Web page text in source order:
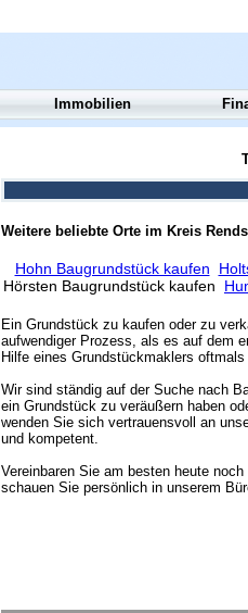
Weitere beliebte Orte im Kreis
Hohn Baugrundstück kaufen
Hörsten Baugrundstück kaufen
Ein Grundstück zu kaufen oder zu
aufwendiger Prozess, als es auf dem
Hilfe eines Grundstückmaklers
Wir sind ständig auf der Suche nach
ein Grundstück zu veräußern haben
wenden Sie sich vertrauensvoll an
und kompetent.
Vereinbaren Sie am besten heute
schauen Sie persönlich in unserem
Immobilien